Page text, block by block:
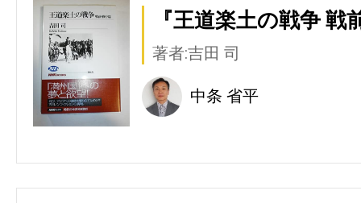
『王道楽土の戦争 戦
著者:吉田 司
中条 省平